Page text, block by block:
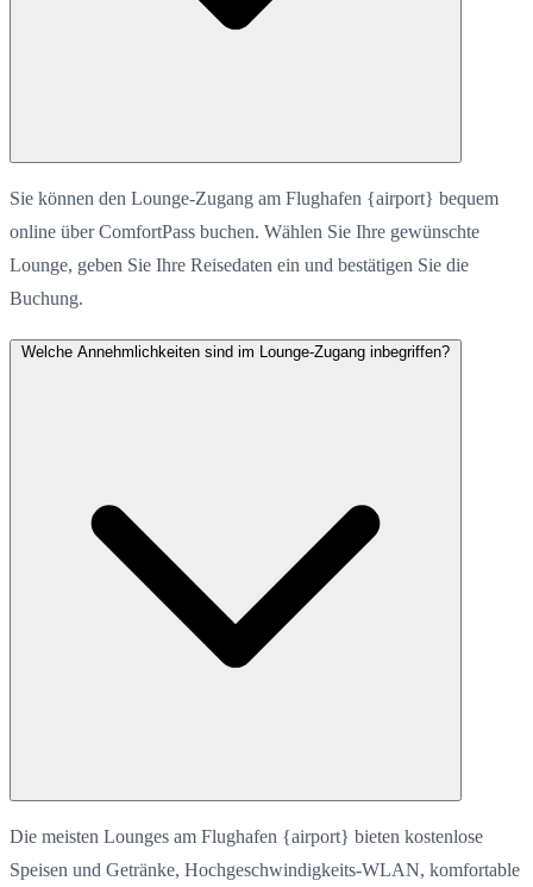
Sie können den Lounge-Zugang am Flughafen {airport} bequem
online über ComfortPass buchen. Wählen Sie Ihre gewünschte
Lounge, geben Sie Ihre Reisedaten ein und bestätigen Sie die
Buchung.
Welche Annehmlichkeiten sind im Lounge-Zugang inbegriffen?
Die meisten Lounges am Flughafen {airport} bieten kostenlose
Speisen und Getränke, Hochgeschwindigkeits-WLAN, komfortable